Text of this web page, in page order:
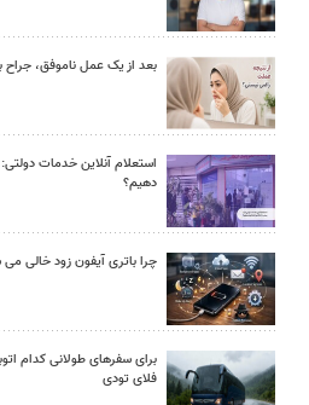
بعد از یک عمل ناموفق، جراح
استعلام آنلاین خدمات
دهیم؟
چرا باتری آیفون زود خالی می شود؟ ۹
برای سفرهای طولانی کدام
فلای تودی